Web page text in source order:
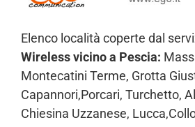
Elenco località coperte dal
Wireless vicino a Pescia:
Montecatini Terme, Grotta
Capannori,Porcari, Turchetto,
Chiesina Uzzanese,